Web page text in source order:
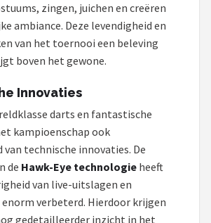
zingen, juichen en creëren
ambiance. Deze levendigheid en
van het toernooi een beleving
boven het gewone.
Innovaties
darts en fantastische
kampioenschap ook
technische innovaties. De
de Hawk-Eye technologie heeft
van live-uitslagen en
verbeterd. Hierdoor krijgen
gedetailleerder inzicht in het